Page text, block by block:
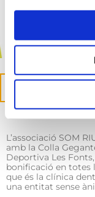
L’associació SOM
amb la Colla
Deportiva Les
bonificació en totes
que és la clínica
una entitat sense